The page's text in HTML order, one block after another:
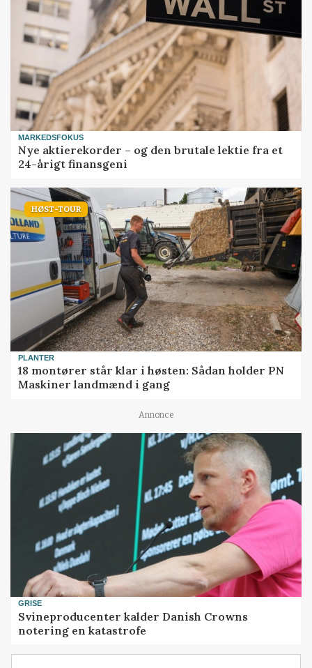
MARKEDSFOKUS
Nye aktierekorder – og den brutale lektie fra et
24-årigt finansgeni
HØST-TOUR
PLANTER
18 montører står klar i høsten: Sådan holder PN
Maskiner landmænd i gang
Annonce
GRISE
Svineproducenter kalder Danish Crowns
notering en katastrofe